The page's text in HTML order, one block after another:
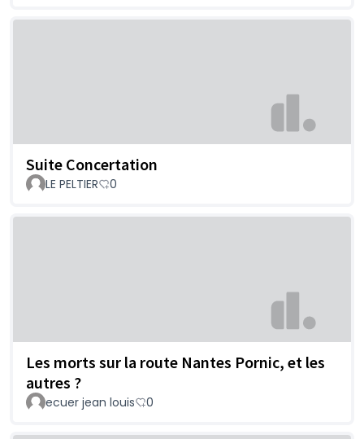
Suite Concertation
LE PELTIER 0
Les morts sur la route Nantes Pornic, et les
autres ?
ecuer jean louis 0